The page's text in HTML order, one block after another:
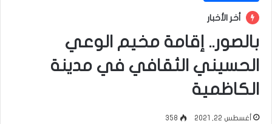
أخر الأخبار
بالصور.. إقامة مخيم الوعي
الحسيني الثقافي في مدينة
الكاظمية
أغسطس 22, 2021 358